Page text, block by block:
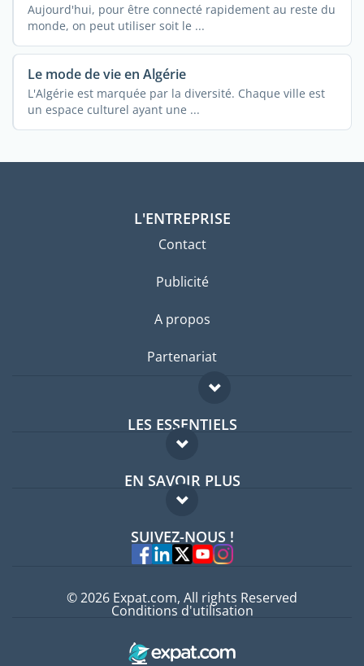
Aujourd'hui, pour être connecté rapidement au reste du
monde, on peut utiliser soit le ...
Le mode de vie en Algérie
L'Algérie est marquée par la diversité. Chaque ville est
un espace culturel ayant une ...
L'ENTREPRISE
Contact
Publicité
A propos
Partenariat
LES ESSENTIELS
Forum expatriés
Guides pays
EN SAVOIR PLUS
FAQ
Experts
SUIVEZ-NOUS !
© 2026 Expat.com, All rights Reserved
Conditions d'utilisation